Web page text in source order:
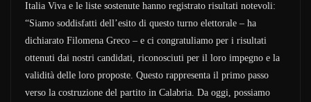
Italia Viva e le liste sostenute hanno registrato risultati notevoli:
“Siamo soddisfatti dell’esito di questo turno elettorale – ha
dichiarato Filomena Greco – e ci congratuliamo per i risultati
ottenuti dai nostri candidati, riconosciuti per il loro impegno e la
validità delle loro proposte. Questo rappresenta il primo passo
verso la costruzione del partito in Calabria. Da oggi, possiamo